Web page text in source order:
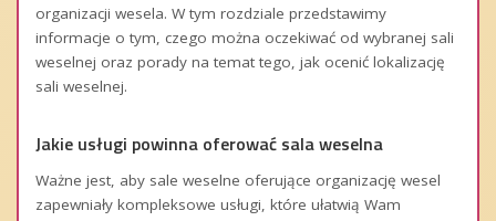
organizacji wesela. W tym rozdziale przedstawimy
informacje o tym, czego można oczekiwać od wybranej sali
weselnej oraz porady na temat tego, jak ocenić lokalizację
sali weselnej.
Jakie usługi powinna oferować sala weselna
Ważne jest, aby sale weselne oferujące organizację wesel
zapewniały kompleksowe usługi, które ułatwią Wam